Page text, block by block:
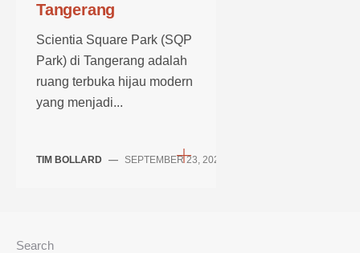
Tangerang
Scientia Square Park (SQP
Park) di Tangerang adalah
ruang terbuka hijau modern
yang menjadi...
TIM BOLLARD — SEPTEMBER 23, 2025
Search